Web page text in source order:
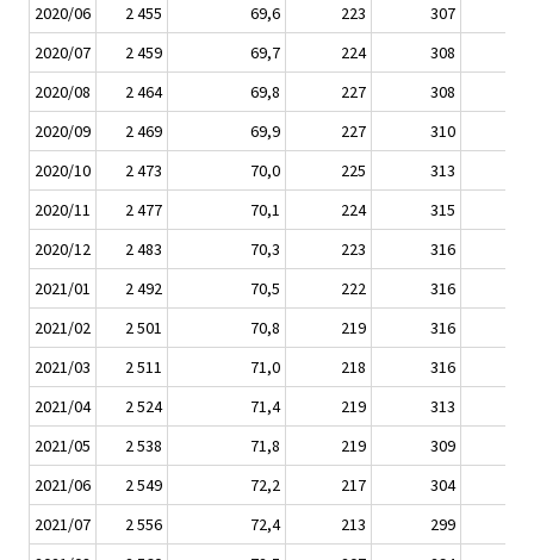
2020/06
2 455 69,6 223
307
2020/07
2 459 69,7 224
308
2020/08
2 464 69,8 227
308
2020/09
2 469 69,9 227
310
2020/10
2 473 70,0 225
313
2020/11
2 477 70,1 224
315
2020/12
2 483 70,3 223
316
2021/01
2 492 70,5 222
316
2021/02
2 501 70,8 219
316
2021/03
2 511 71,0 218
316
2021/04
2 524 71,4 219
313
2021/05
2 538 71,8 219
309
2021/06
2 549 72,2 217
304
2021/07
2 556 72,4 213
299